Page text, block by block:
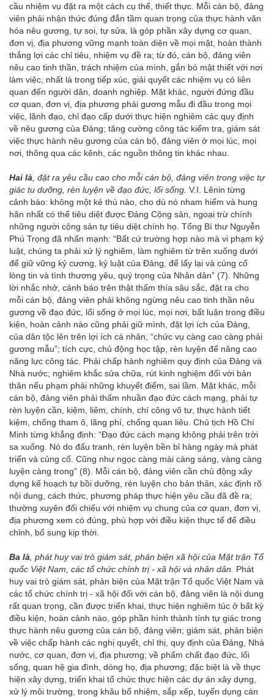
cầu nhiệm vụ đặt ra một cách cụ thể, thiết thực. Mỗi cán bộ, đảng
viên phải nhận thức đúng đắn tầm quan trọng của thực hành văn
hóa nêu gương, tự soi, tự sửa, là góp phần xây dựng cơ quan,
đơn vị, địa phương vững mạnh toàn diện về mọi mặt, hoàn thành
thắng lợi các chỉ tiêu, nhiệm vụ đề ra; từ đó, cán bộ, đảng viên
nêu cao tinh thần, trách nhiệm của mình, gắn bó mật thiết với nơi
làm việc, nhất là trong tiếp xúc, giải quyết các nhiệm vụ có liên
quan đến người dân, doanh nghiệp. Mặt khác, người đứng đầu
cơ quan, đơn vị, địa phương phải gương mẫu đi đầu trong mọi
việc, lãnh đạo, chỉ đạo cấp dưới thực hiện nghiêm các quy định
về nêu gương của Đảng; tăng cường công tác kiểm tra, giám sát
việc thực hành nêu gương của cán bộ, đảng viên ở mọi lúc, mọi
nơi, thông qua các kênh, các nguồn thông tin khác nhau.
Hai là , đặt ra yêu cầu cao cho mỗi cán bộ, đảng viên trong việc tự
giác tu dưỡng, rèn luyện về đạo đức, lối sống. V.I. Lênin từng
cảnh báo: không một kẻ thù nào, cho dù nó nham hiểm và hung
hãn nhất có thể tiêu diệt được Đảng Cộng sản, ngoại trừ chính
những người cộng sản tự tiêu diệt chính họ. Tổng Bí thư Nguyễn
Phú Trọng đã nhấn mạnh: “Bất cứ trường hợp nào mà vi phạm kỷ
luật, chúng ta phải xử lý nghiêm, làm nghiêm từ trên xuống dưới
để giữ vững kỷ cương, kỷ luật của Đảng, để lấy lại và củng cố
lòng tin và tình thương yêu, quý trọng của Nhân dân” (7). Những
lời nhắc nhở, cảnh báo trên thật thấm thía sâu sắc, đặt ra cho
mỗi cán bộ, đảng viên phải không ngừng nêu cao tinh thần nêu
gương về đạo đức, lối sống ở mọi lúc, mọi nơi, bất luận trong điều
kiện, hoàn cảnh nào cũng phải giữ mình, đặt lợi ích của Đảng,
của dân tộc lên trên lợi ích cá nhân, “chức vụ càng cao càng phải
gương mẫu”; tích cực, chủ động học tập, rèn luyện để nâng cao
năng lực công tác. Phải chấp hành nghiêm quy định của Đảng và
Nhà nước; nghiêm khắc sửa chữa, rút kinh nghiệm đối với bản
thân nếu phạm phải những khuyết điểm, sai lầm. Mặt khác, mỗi
cán bộ, đảng viên phải thấm nhuần đạo đức cách mạng, phải tự
rèn luyện cần, kiệm, liêm, chính, chí công vô tư, thực hành tiết
kiệm, chống tham ô, lãng phí, chống quan liêu. Chủ tịch Hồ Chí
Minh từng khẳng định: “Đạo đức cách mạng không phải trên trời
sa xuống. Nó do đấu tranh, rèn luyện bền bỉ hàng ngày mà phát
triển và củng cố. Cũng như ngọc càng mài càng sáng, vàng càng
luyện càng trong” (8). Mỗi cán bộ, đảng viên cần chủ động xây
dựng kế hoạch tự bồi dưỡng, rèn luyện cho bản thân, xác định rõ
nội dung, cách thức, phương pháp thực hiện yêu cầu đã đề ra;
thường xuyên đối chiếu với nhiệm vụ chung của cơ quan, đơn vị,
địa phương xem có đúng, phù hợp với điều kiện thực tế để điều
chỉnh, bổ sung kịp thời.
Ba là , phát huy vai trò giám sát, phản biện xã hội của Mặt trận Tổ
quốc Việt Nam, các tổ chức chính trị - xã hội và nhân dân.
Phát
huy vai trò giám sát, phản biện của Mặt trận Tổ quốc Việt Nam và
các tổ chức chính trị - xã hội đối với cán bộ, đảng viên là nội dung
rất quan trọng, cần được triển khai, thực hiện nghiêm túc ở bất kỳ
điều kiện, hoàn cảnh nào, góp phần hình thành tính tự giác trong
thực hành nêu gương của cán bộ, đảng viên; giám sát, phản biện
về việc chấp hành các nghị quyết, chỉ thị, quy định của Đảng, Nhà
nước, cơ quan, đơn vị, địa phương; về phẩm chất đạo đức, lối
sống, quan hệ gia đình, dòng họ, địa phương; đặc biệt là về thực
hiện xây dựng, triển khai tổ chức thực hiện các dự án xây dựng,
xử lý môi trường, trong khâu bổ nhiệm, sắp xếp, tuyển dụng cán